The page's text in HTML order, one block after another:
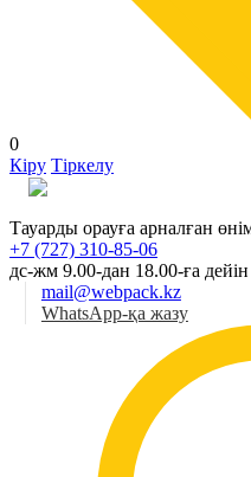
0
Кіру Тіркелу
Тауарды орауға арналған
+7 (727) 310-85-06
дс-жм 9.00-дан 18.00-ға дейін
mail@webpack.kz
WhatsApp-қа жазу